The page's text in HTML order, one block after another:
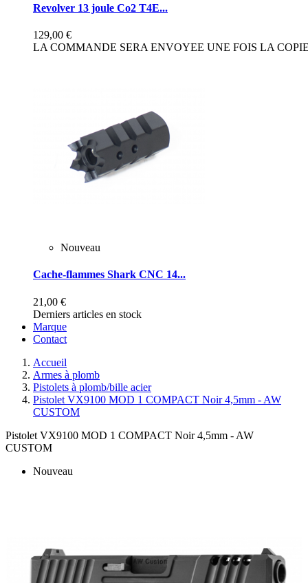
Revolver 13 joule Co2 T4E...
129,00 €
LA COMMANDE SERA ENVOYEE UNE FOIS LA
Nouveau
Cache-flammes Shark CNC 14...
21,00 €
Derniers articles en stock
Marque
Contact
Accueil
Armes à plomb
Pistolets à plomb/bille acier
Pistolet VX9100 MOD 1 COMPACT Noir 4,5mm - AW
CUSTOM
Pistolet VX9100 MOD 1 COMPACT Noir 4,5mm - AW
CUSTOM
Nouveau